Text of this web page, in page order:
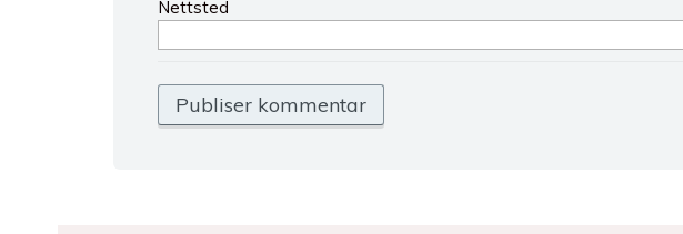
Nettsted